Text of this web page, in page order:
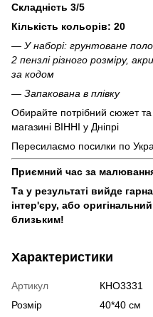
Складність 3/5
Кількість кольорів: 20
— У наборі: грунтоване
2 пензлі різного розміру,
за кодом
— Запакована в плівку
Обирайте потрібний сюжет
магазині ВІННІ у Дніпрі
Пересилаємо посилки по
Приємний час за
Та у результаті вийде
інтер'єру, або
близьким!
Характеристики
Артикул
КНО3331
Розмір
40*40 см